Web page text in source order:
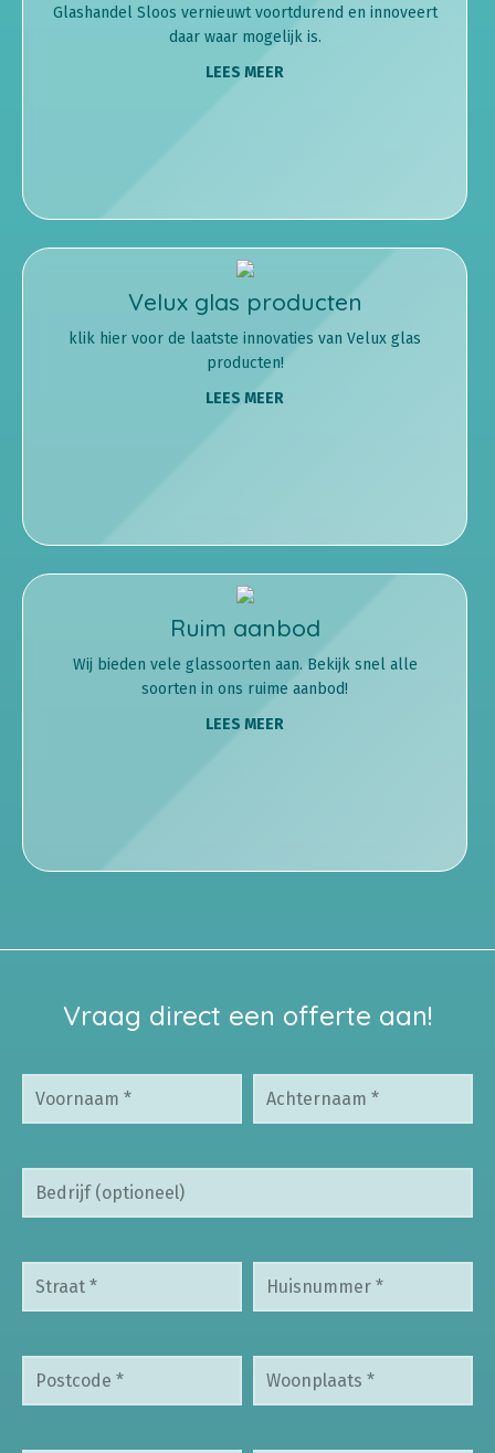
Glashandel Sloos vernieuwt voortdurend en innoveert
daar waar mogelijk is.
LEES MEER
Velux glas producten
klik hier voor de laatste innovaties van Velux glas
producten!
LEES MEER
Ruim aanbod
Wij bieden vele glassoorten aan. Bekijk snel alle
soorten in ons ruime aanbod!
LEES MEER
Vraag direct een offerte aan!